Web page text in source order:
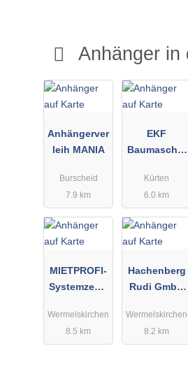
Anhänger in
Anhängerver
leih MANIA
Burscheid
7.9 km
EKF
Baumaschin
Wilbert
Kürten
6.0 km
MIETPROFI-
Systemzentr
Co. KG
Wermelskirchen
8.5 km
Hachenberg
Rudi GmbH
Wermelskirchen
8.2 km